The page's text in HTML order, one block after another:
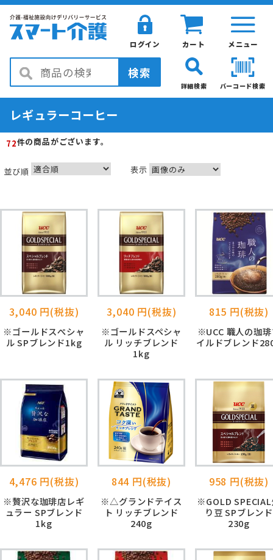
メニュー
カート
ログイン
検索
バーコード検索
詳細検索
レギュラーコーヒー
72件の商品がございます。
並び順 表示
3,040 円(税抜)
※ゴールドスぺシャ
ル SPブレンド1kg
3,040 円(税抜)
※ゴールドスペシャ
ル リッチブレンド
1kg
815 円(税抜)
※UCC 職人の珈
イルドブレンド
4,476 円(税抜)
※贅沢な珈琲店レギ
ュラー SPブレンド
1kg
844 円(税抜)
※△グランドテイス
ト リッチブレンド
240g
958 円(税抜)
※GOLD
り豆 SPブレンド
230g